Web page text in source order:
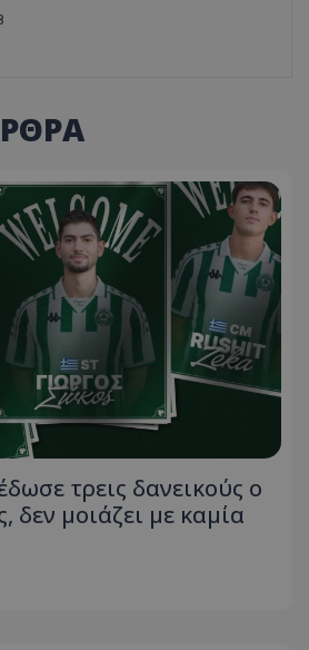
τρεις δανεικούς ο
δεν μοιάζει με καμία